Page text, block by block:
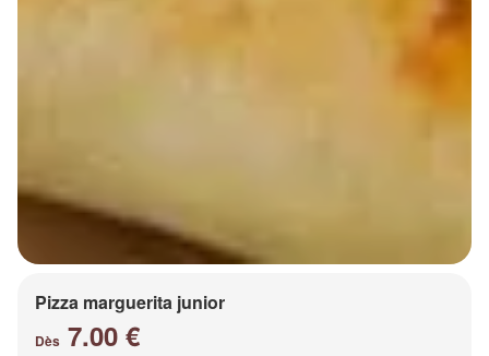
Pizza marguerita junior
Dès 7.00 €